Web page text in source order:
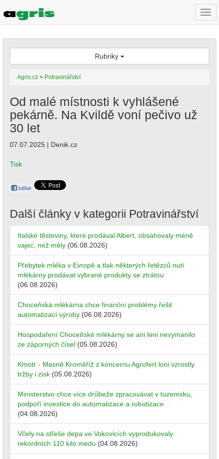
Rubriky
Agris.cz > Potravinářství
Od malé místnosti k vyhlášené
pekárně. Na Kvildě voní pečivo už
30 let
07.07.2025 | Denik.cz
Tisk
Další články v kategorii Potravinářství
Italské těstoviny, které prodával Albert, obsahovaly méně
vajec, než měly (06.08.2026)
Přebytek mléka v Evropě a tlak některých řetězců nutí
mlékárny prodávat vybrané produkty se ztrátou
(06.08.2026)
Choceňská mlékárna chce finanční problémy řešit
automatizací výroby (06.08.2026)
Hospodaření Choceňské mlékárny se ani loni nevymanilo
ze záporných čísel (05.08.2026)
Kmotr - Masně Kroměříž z koncernu Agrofert loni vzrostly
tržby i zisk (05.08.2026)
Ministerstvo chce více drůbeže zpracovávat v tuzemsku,
podpoří investice do automatizace a robotizace
(04.08.2026)
Včely na střeše depa ve Vokovicích vyprodukovaly
rekordních 110 kilo medu (04.08.2026)